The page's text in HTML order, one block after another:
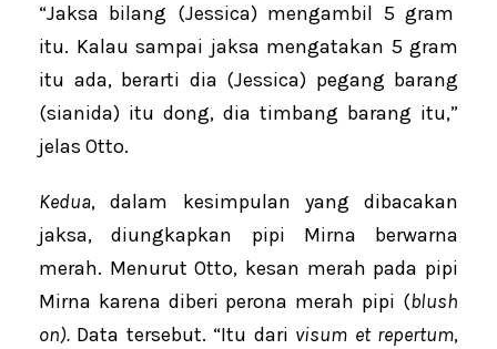
“Jaksa bilang (Jessica) mengambil 5 gram
itu. Kalau sampai jaksa mengatakan 5 gram
itu ada, berarti dia (Jessica) pegang barang
(sianida) itu dong, dia timbang barang itu,”
jelas Otto.
Kedua, dalam kesimpulan yang dibacakan
jaksa, diungkapkan pipi Mirna berwarna
merah. Menurut Otto, kesan merah pada pipi
Mirna karena diberi perona merah pipi (blush
on). Data tersebut. “Itu dari visum et repertum,